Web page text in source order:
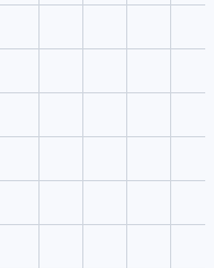
de modelos,
estilo e objetivo de saída.